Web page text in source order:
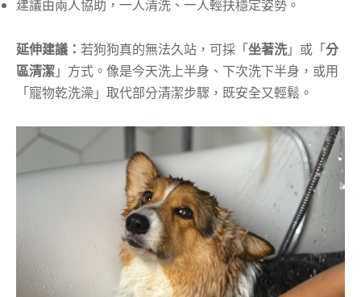
建議由兩人協助，一人清洗、一人輕扶穩定姿勢。
延伸建議： 若狗狗真的無法久站，可採「坐著洗」或「分
區清潔」方式。像是今天洗上半身、下次洗下半身，或用
「寵物乾洗澡」取代部分清潔步驟，既安全又輕鬆。